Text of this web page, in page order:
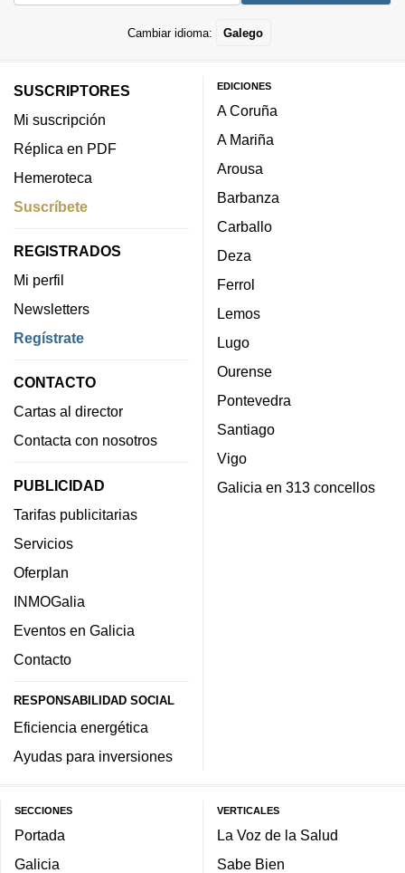
Cambiar idioma: Galego
SUSCRIPTORES
Mi suscripción
Réplica en PDF
Hemeroteca
Suscríbete
REGISTRADOS
Mi perfil
Newsletters
Regístrate
CONTACTO
Cartas al director
Contacta con nosotros
PUBLICIDAD
Tarifas publicitarias
Servicios
Oferplan
INMOGalia
Eventos en Galicia
Contacto
RESPONSABILIDAD SOCIAL
Eficiencia energética
Ayudas para inversiones
EDICIONES
A Coruña
A Mariña
Arousa
Barbanza
Carballo
Deza
Ferrol
Lemos
Lugo
Ourense
Pontevedra
Santiago
Vigo
Galicia en 313 concellos
SECCIONES
Portada
Galicia
VERTICALES
La Voz de la Salud
Sabe Bien